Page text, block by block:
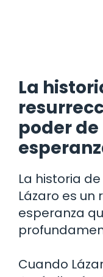
La
poder
La historia
Lázaro es
esperanza
Cuando